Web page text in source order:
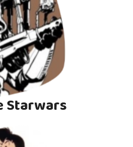
Starwars